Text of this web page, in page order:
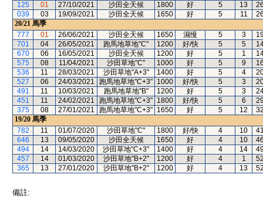
125
01 27/10/2021 沙田全天候 1800 好 5 13
039
03 19/09/2021 沙田全天候 1650 好 5 11
20/21 馬季
777
01 26/06/2021 沙田全天候 1650 濕慢 5 3
701
04 26/05/2021 跑馬地草地"C" 1200 好/快 5 5
670
06 16/05/2021 沙田全天候 1200 好 5 1
575
08 11/04/2021 沙田草地"C" 1000 好 5 9
536
11 28/03/2021 沙田草地"A+3" 1400 好 5 4
527
06 24/03/2021 跑馬地草地"C+3" 1000 好/快 5 3
491
11 10/03/2021 跑馬地草地"B" 1200 好 5 3
451
11 24/02/2021 跑馬地草地"C+3" 1800 好/快 5 6
375
08 27/01/2021 跑馬地草地"C+3" 1650 好 5 12
19/20 馬季
782
11 01/07/2020 沙田草地"C" 1800 好/快 4 10
646
13 09/05/2020 沙田全天候 1650 好 4 10
494
14 14/03/2020 沙田草地"C+3" 1400 好 4 14
457
14 01/03/2020 沙田草地"B+2" 1200 好 4 1
365
13 27/01/2020 沙田草地"B+2" 1200 好 4 13
備註: